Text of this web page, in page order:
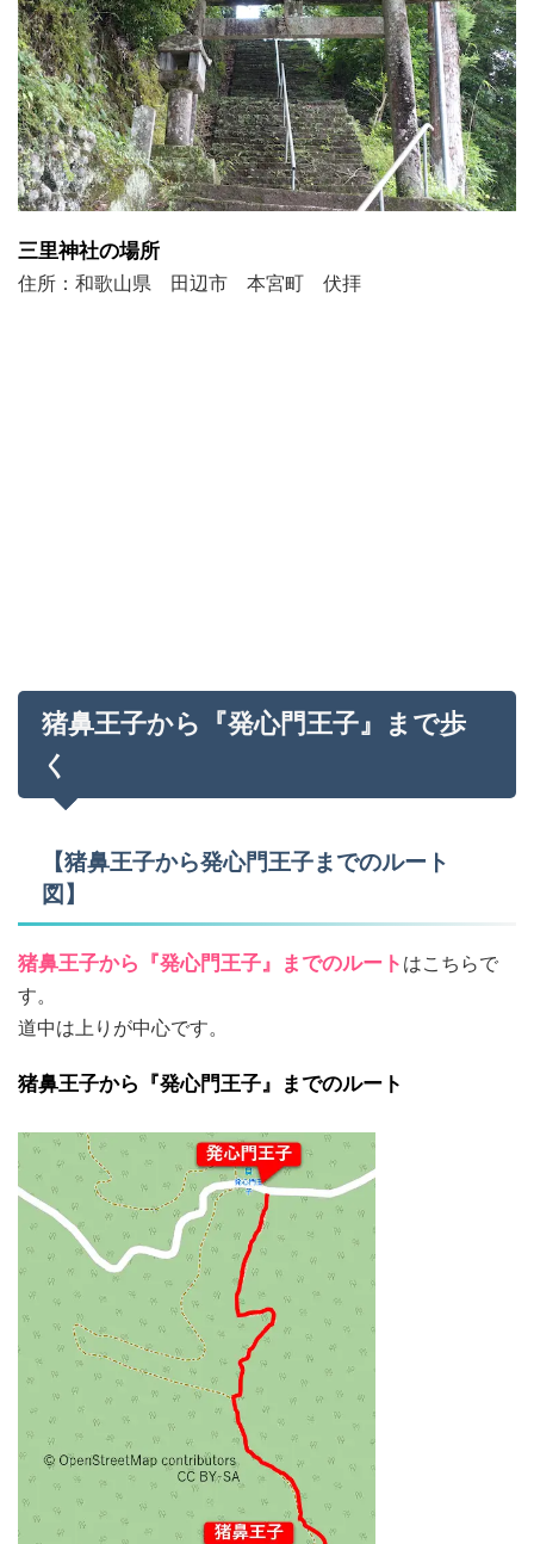
三里神社の場所
住所：和歌山県 田辺市 本宮町 伏拝
猪鼻王子から『発心門王子』まで歩
く
【猪鼻王子から発心門王子までのルート
図】
猪鼻王子から『発心門王子』までのルート はこちらで
す。
道中は上りが中心です。
猪鼻王子から『発心門王子』までのルート